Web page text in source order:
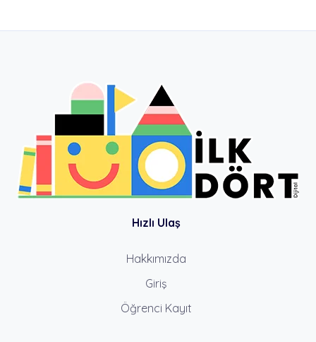
Hızlı Ulaş
Hakkımızda
Giriş
Öğrenci Kayıt